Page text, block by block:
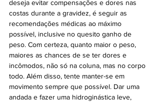
deseja evitar compensações e dores nas
costas durante a gravidez, é seguir as
recomendações médicas ao máximo
possível, inclusive no quesito ganho de
peso. Com certeza, quanto maior o peso,
maiores as chances de se ter dores e
incômodos, não só na coluna, mas no corpo
todo. Além disso, tente manter-se em
movimento sempre que possível. Dar uma
andada e fazer uma hidroginástica leve,